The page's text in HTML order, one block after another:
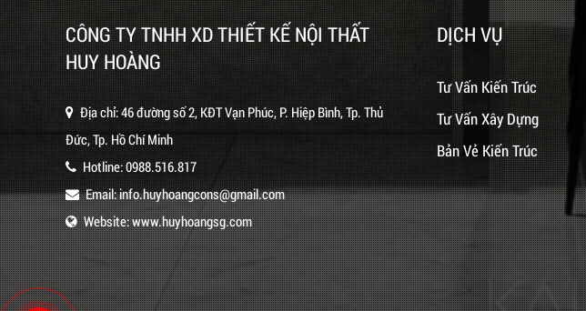
DỊCH VỤ
Tư Vấn Kiến Trúc
Tư Vấn Xây Dựng
Bản Vẻ Kiến Trúc
CÔNG TY TNHH XD THIẾT KẾ NỘI THẤT
HUY HOÀNG
Địa chỉ: 46 đường số 2, KĐT Vạn Phúc, P. Hiệp Bình, Tp. Thủ
Đức, Tp. Hồ Chí Minh
Hotline:0988.516.817
Email:info.huyhoangcons@gmail.com
Website:www.huyhoangsg.com